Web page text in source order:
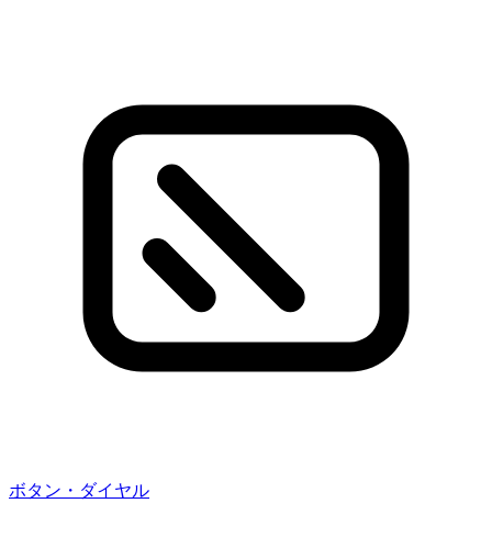
ボタン・ダイヤル